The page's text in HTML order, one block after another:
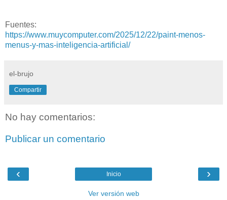
Fuentes:
https://www.muycomputer.com/2025/12/22/paint-menos-
menus-y-mas-inteligencia-artificial/
el-brujo
Compartir
No hay comentarios:
Publicar un comentario
‹ ›
Inicio
Ver versión web